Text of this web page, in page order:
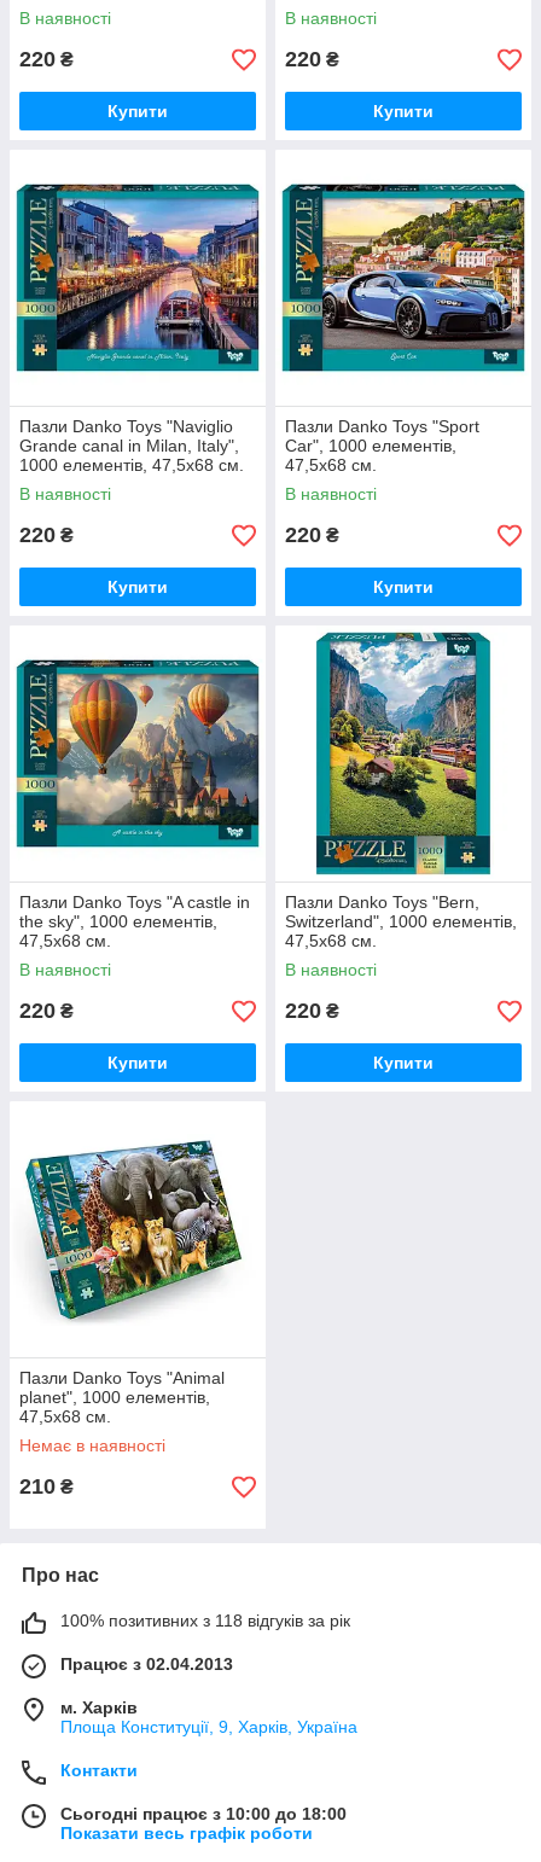
В наявності
220 ₴
Купити
В наявності
220 ₴
Купити
Пазли Danko Toys "Naviglio
Grande canal in Milan, Italy",
1000 елементів, 47,5x68 см.
В наявності
220 ₴
Купити
Пазли Danko Toys "Sport
Car", 1000 елементів,
47,5x68 см.
В наявності
220 ₴
Купити
Пазли Danko Toys "A castle in
the sky", 1000 елементів,
47,5x68 см.
В наявності
220 ₴
Купити
Пазли Danko Toys "Bern,
Switzerland", 1000 елементів,
47,5x68 см.
В наявності
220 ₴
Купити
Пазли Danko Toys "Animal
planet", 1000 елементів,
47,5x68 см.
Немає в наявності
210 ₴
Про нас
100% позитивних з 118 відгуків за рік
Працює з 02.04.2013
м. Харків
Площа Конституції, 9, Харків, Україна
Контакти
Сьогодні працює з 10:00 до 18:00
Показати весь графік роботи